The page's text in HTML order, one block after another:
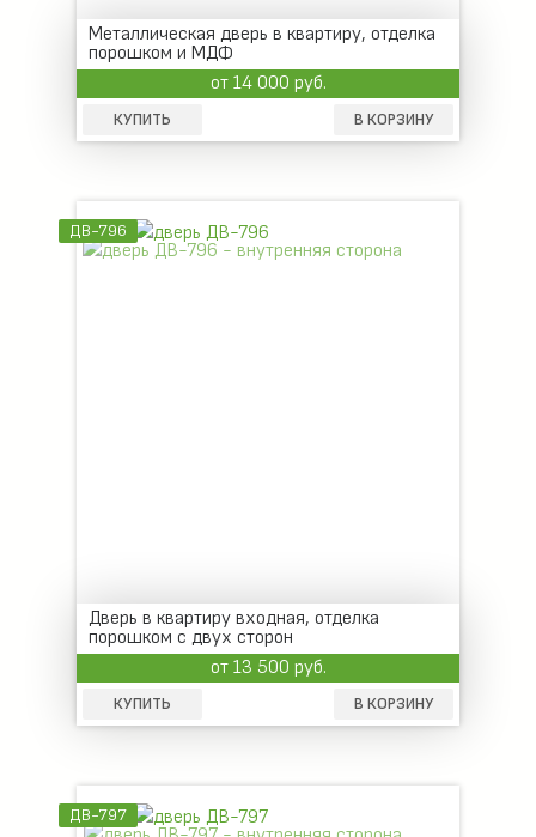
Металлическая дверь в квартиру, отделка
порошком и МДФ
от 14 000 руб.
КУПИТЬ В КОРЗИНУ
ДВ-796
Дверь в квартиру входная, отделка
порошком с двух сторон
от 13 500 руб.
КУПИТЬ В КОРЗИНУ
ДВ-797